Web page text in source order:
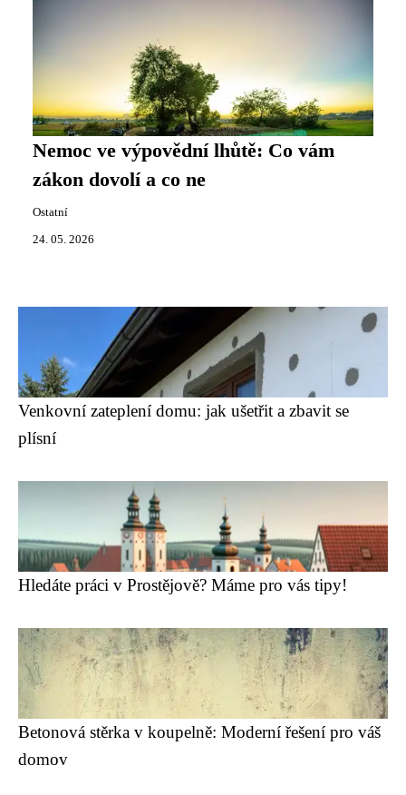
Nemoc ve výpovědní lhůtě: Co vám
zákon dovolí a co ne
Ostatní
24. 05. 2026
Venkovní zateplení domu: jak ušetřit a zbavit se
plísní
Hledáte práci v Prostějově? Máme pro vás tipy!
Betonová stěrka v koupelně: Moderní řešení pro váš
domov